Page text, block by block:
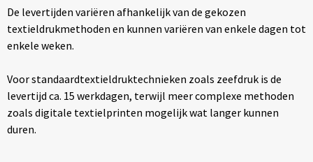
De levertijden variëren afhankelijk van de gekozen
textieldrukmethoden en kunnen variëren van enkele dagen tot
enkele weken.
Voor standaardtextieldruktechnieken zoals zeefdruk is de
levertijd ca. 15 werkdagen, terwijl meer complexe methoden
zoals digitale textielprinten mogelijk wat langer kunnen
duren.